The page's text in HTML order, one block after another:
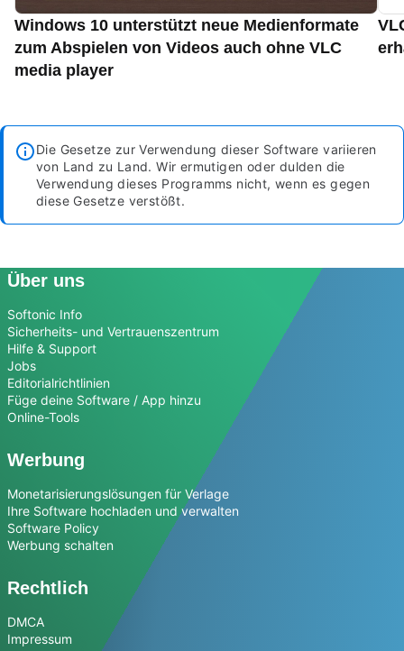
Windows 10 unterstützt neue Medienformate
zum Abspielen von Videos auch ohne VLC
media player
Die Gesetze zur Verwendung dieser Software variieren
von Land zu Land. Wir ermutigen oder dulden die
Verwendung dieses Programms nicht, wenn es gegen
diese Gesetze verstößt.
Über uns
Softonic Info
Sicherheits- und Vertrauenszentrum
Hilfe & Support
Jobs
Editorialrichtlinien
Füge deine Software / App hinzu
Online-Tools
Werbung
Monetarisierungslösungen für Verlage
Ihre Software hochladen und verwalten
Software Policy
Werbung schalten
Rechtlich
DMCA
Impressum